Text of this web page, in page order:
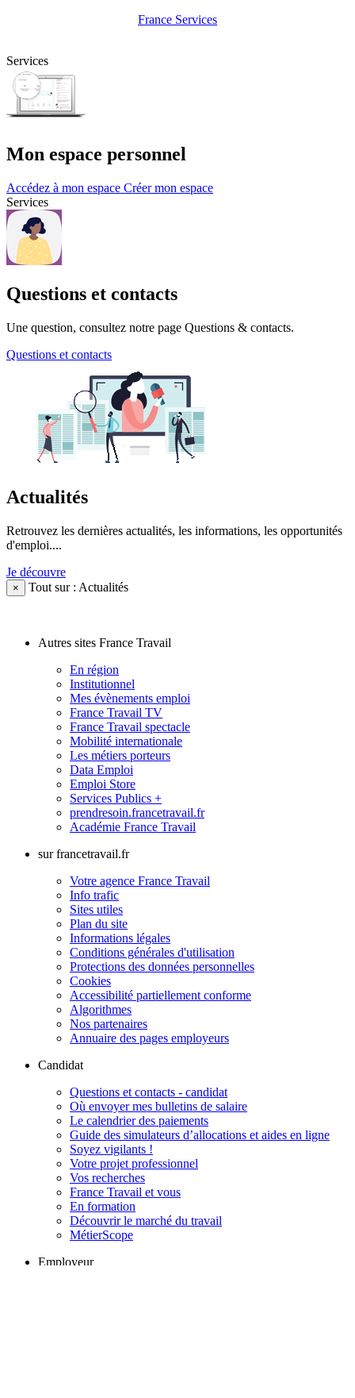
France Services
Services
Mon espace personnel
Accédez à mon espace Créer mon espace
Services
Questions et contacts
Une question, consultez notre page Questions & contacts.
Questions et contacts
Actualités
Retrouvez les dernières actualités, les informations, les opportunités
d'emploi....
Je découvre
× Tout sur : Actualités
Autres sites France Travail
En région
Institutionnel
Mes évènements emploi
France Travail TV
France Travail spectacle
Mobilité internationale
Les métiers porteurs
Data Emploi
Emploi Store
Services Publics +
prendresoin.francetravail.fr
Académie France Travail
sur francetravail.fr
Votre agence France Travail
Info trafic
Sites utiles
Plan du site
Informations légales
Conditions générales d'utilisation
Protections des données personnelles
Cookies
Accessibilité partiellement conforme
Algorithmes
Nos partenaires
Annuaire des pages employeurs
Candidat
Questions et contacts - candidat
Où envoyer mes bulletins de salaire
Le calendrier des paiements
Guide des simulateurs d’allocations et aides en ligne
Soyez vigilants !
Votre projet professionnel
Vos recherches
France Travail et vous
En formation
Découvrir le marché du travail
MétierScope
Employeur